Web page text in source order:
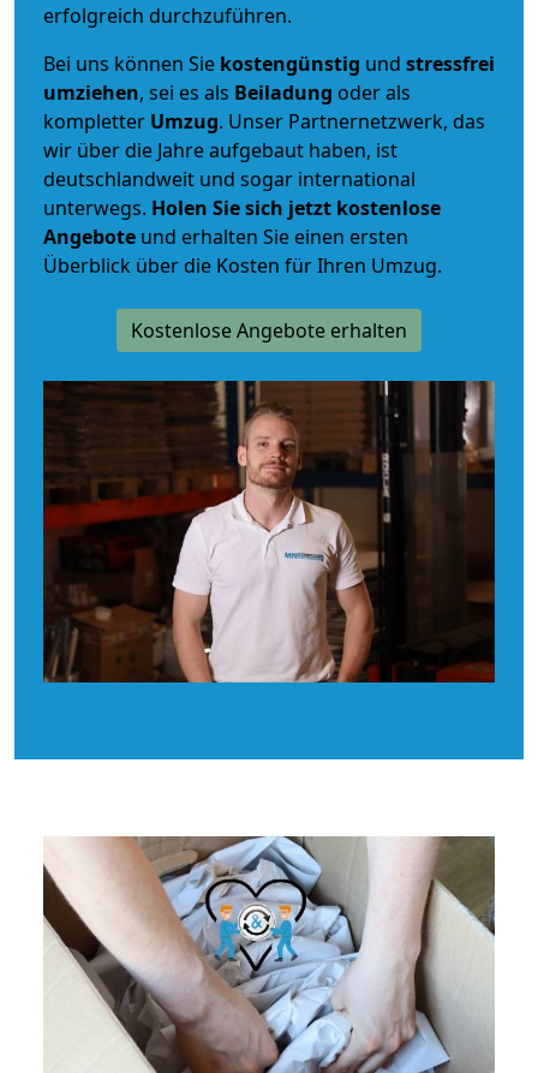
erfolgreich durchzuführen.
Bei uns können Sie kostengünstig und stressfrei
umziehen, sei es als Beiladung oder als
kompletter Umzug. Unser Partnernetzwerk, das
wir über die Jahre aufgebaut haben, ist
deutschlandweit und sogar international
unterwegs. Holen Sie sich jetzt kostenlose
Angebote und erhalten Sie einen ersten
Überblick über die Kosten für Ihren Umzug.
Kostenlose Angebote erhalten